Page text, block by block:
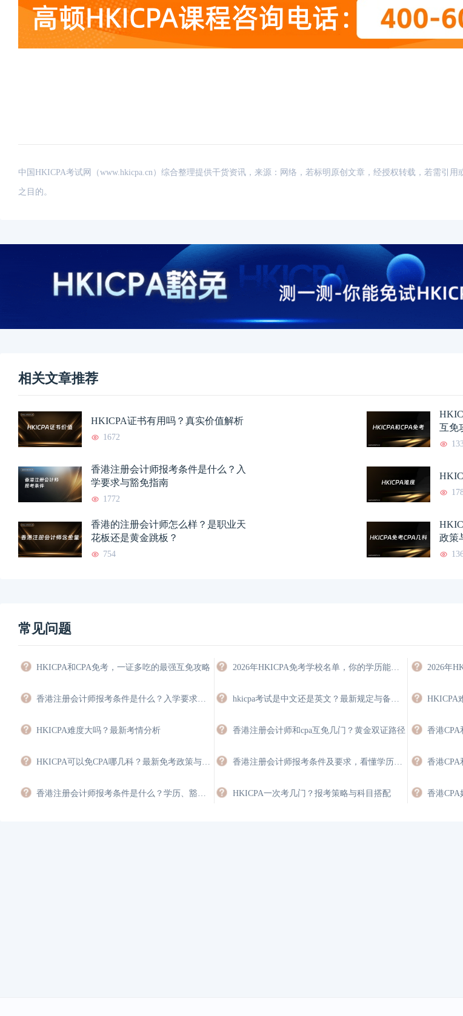
中国HKICPA考试网（www.hkicpa.cn）综合整理提供干货资讯，来源：网络，若标明原创文章，经授权转载，若需引
之目的。
相关文章推荐
HKICPA证书有用吗？真实价值解析
1672
互免
香港注册会计师报考条件是什么？入
学要求与豁免指南
1772
香港的注册会计师怎么样？是职业天
花板还是黄金跳板？
754
政策
常见问题
HKICPA和CPA免考，一证多吃的最强互免攻略
HKICPA难度大吗？最新考情分析
2026年HKICPA免考学校名单，你的学历能免多少门？
香港注册会计师和cpa互免几门？黄金双证路径
HKICPA一次考几门？报考策略与科目搭配
2026年
HKICPA
香港
2026-07-21